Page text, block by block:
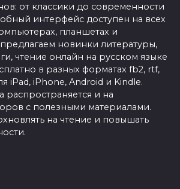
от классики до современности
интерфейс доступен на всех
планшетах и
новинки литературы,
чтение онлайн на русском языке
в разных форматах fb2, rtf,
iPad, iPhone, Android и Kindle.
и на
с полезными материалами.
на чтение и повышать